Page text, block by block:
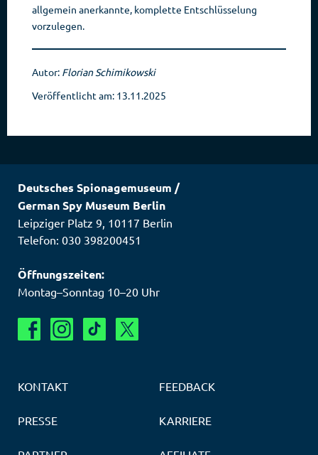
allgemein anerkannte, komplette Entschlüsselung
vorzulegen.
Autor: Florian Schimikowski
Veröffentlicht am: 13.11.2025
Deutsches Spionagemuseum /
German Spy Museum Berlin
Leipziger Platz 9, 10117 Berlin
Telefon: 030 398200451
Öffnungszeiten:
Montag–Sonntag 10–20 Uhr
KONTAKT FEEDBACK
PRESSE KARRIERE